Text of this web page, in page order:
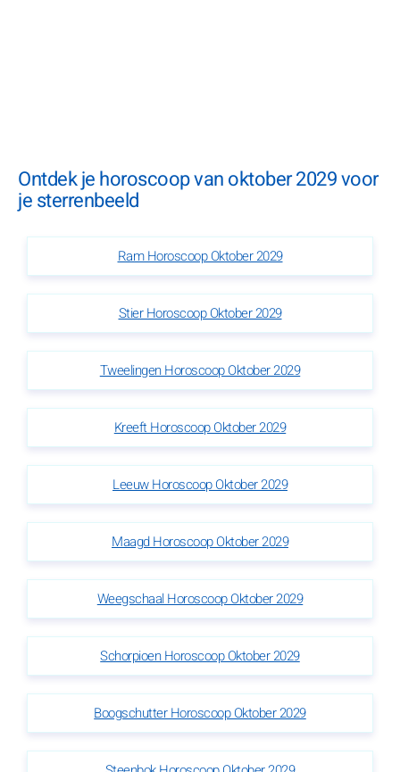
Ontdek je horoscoop van oktober 2029 voor
je sterrenbeeld
Ram Horoscoop Oktober 2029
Stier Horoscoop Oktober 2029
Tweelingen Horoscoop Oktober 2029
Kreeft Horoscoop Oktober 2029
Leeuw Horoscoop Oktober 2029
Maagd Horoscoop Oktober 2029
Weegschaal Horoscoop Oktober 2029
Schorpioen Horoscoop Oktober 2029
Boogschutter Horoscoop Oktober 2029